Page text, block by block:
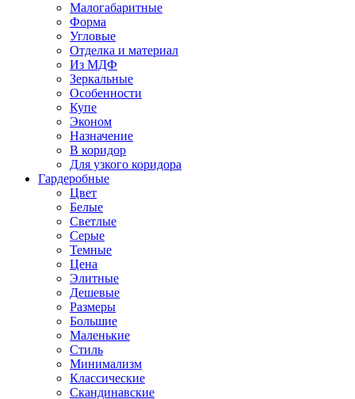
Малогабаритные
Форма
Угловые
Отделка и материал
Из МДФ
Зеркальные
Особенности
Купе
Эконом
Назначение
В коридор
Для узкого коридора
Гардеробные
Цвет
Белые
Светлые
Серые
Темные
Цена
Элитные
Дешевые
Размеры
Большие
Маленькие
Стиль
Минимализм
Классические
Скандинавские